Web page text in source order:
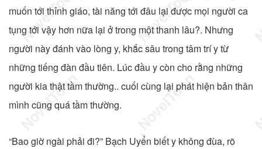
muốn tới thỉnh giáo, tài năng tới đâu lại được mọi người ca
tụng tới vậy hơn nữa lại ở trong một thanh lâu?. Nhưng
người này đánh vào lòng y, khắc sâu trong tâm trí y từ
những tiếng đàn đầu tiên. Lúc đầu y còn cho rằng những
người kia thật tầm thường.. cuối cùng lại phát hiện bản thân
mình cũng quá tầm thường.
“Bao giờ ngài phải đi?” Bạch Uyển biết y không đùa, rõ